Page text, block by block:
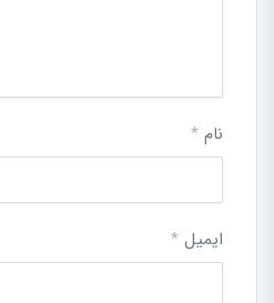
نام *
ایمیل *